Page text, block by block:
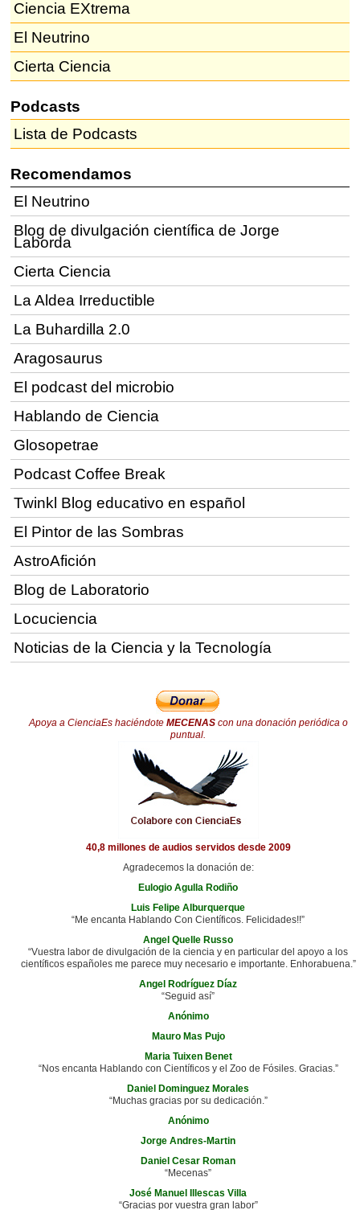
Ciencia EXtrema
El Neutrino
Cierta Ciencia
Podcasts
Lista de Podcasts
Recomendamos
El Neutrino
Blog de divulgación científica de Jorge
Laborda
Cierta Ciencia
La Aldea Irreductible
La Buhardilla 2.0
Aragosaurus
El podcast del microbio
Hablando de Ciencia
Glosopetrae
Podcast Coffee Break
Twinkl Blog educativo en español
El Pintor de las Sombras
AstroAfición
Blog de Laboratorio
Locuciencia
Noticias de la Ciencia y la Tecnología
Apoya a CienciaEs haciéndote MECENAScon una donación periódica o
puntual.
40,8 millones de audios servidos desde 2009
Agradecemos la donación de:
Eulogio Agulla Rodiño
Luis Felipe Alburquerque
“Me encanta Hablando Con Científicos. Felicidades!!”
Angel Quelle Russo
“Vuestra labor de divulgación de la ciencia y en particular del apoyo a los
científicos españoles me parece muy necesario e importante. Enhorabuena.”
Angel Rodríguez Díaz
“Seguid así”
Anónimo
Mauro Mas Pujo
Maria Tuixen Benet
“Nos encanta Hablando con Científicos y el Zoo de Fósiles. Gracias.”
Daniel Dominguez Morales
“Muchas gracias por su dedicación.”
Anónimo
Jorge Andres-Martin
Daniel Cesar Roman
“Mecenas”
José Manuel Illescas Villa
“Gracias por vuestra gran labor”